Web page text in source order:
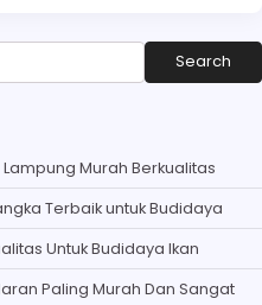
Search
Murah Berkualitas
Terbaik untuk Budidaya
Untuk Budidaya Ikan
Paling Murah Dan Sangat